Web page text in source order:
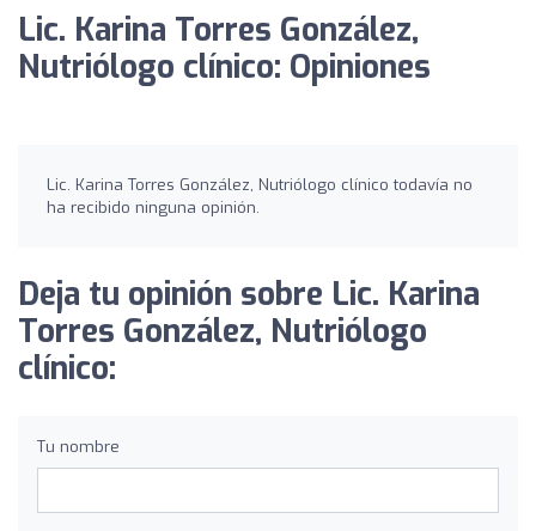
Lic. Karina Torres González,
Nutriólogo clínico: Opiniones
Lic. Karina Torres González, Nutriólogo clínico todavía no
ha recibido ninguna opinión.
Deja tu opinión sobre Lic. Karina
Torres González, Nutriólogo
clínico:
Tu nombre